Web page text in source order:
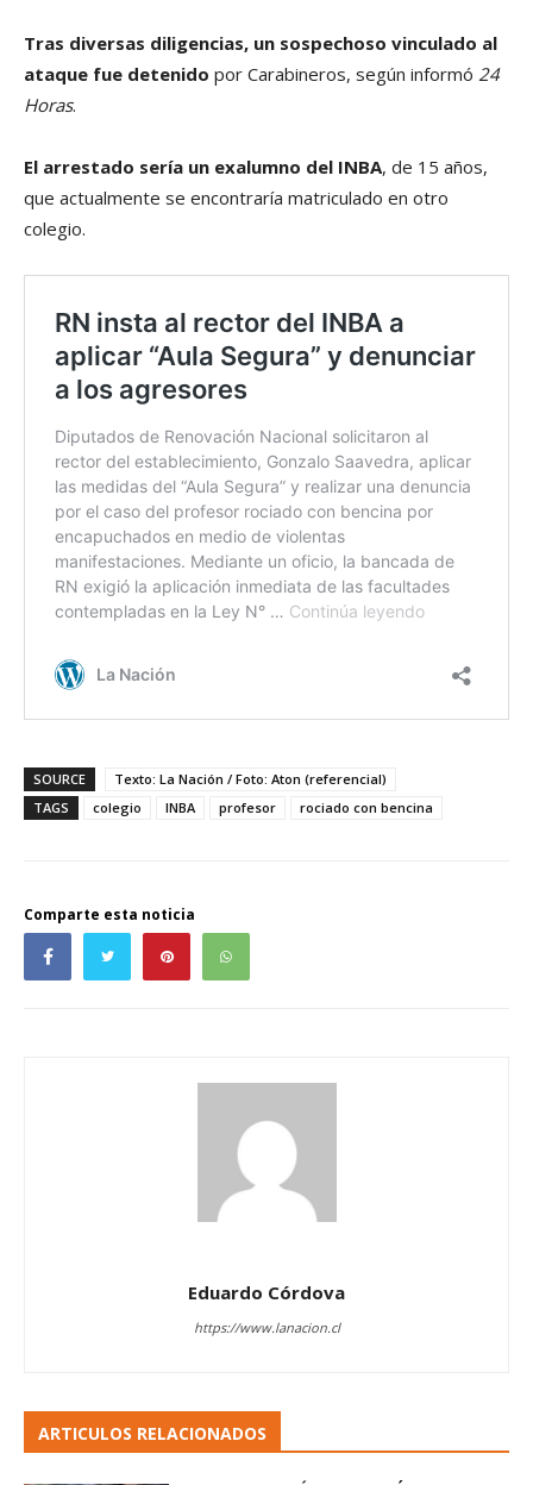
Tras diversas diligencias, un sospechoso vinculado al
ataque fue detenido por Carabineros, según informó 24
Horas.
El arrestado sería un exalumno del INBA, de 15 años,
que actualmente se encontraría matriculado en otro
colegio.
SOURCE
Texto: La Nación / Foto: Aton (referencial)
TAGS
colegio INBA profesor rociado con bencina
Comparte esta noticia
Eduardo Córdova
https://www.lanacion.cl
ARTICULOS RELACIONADOS